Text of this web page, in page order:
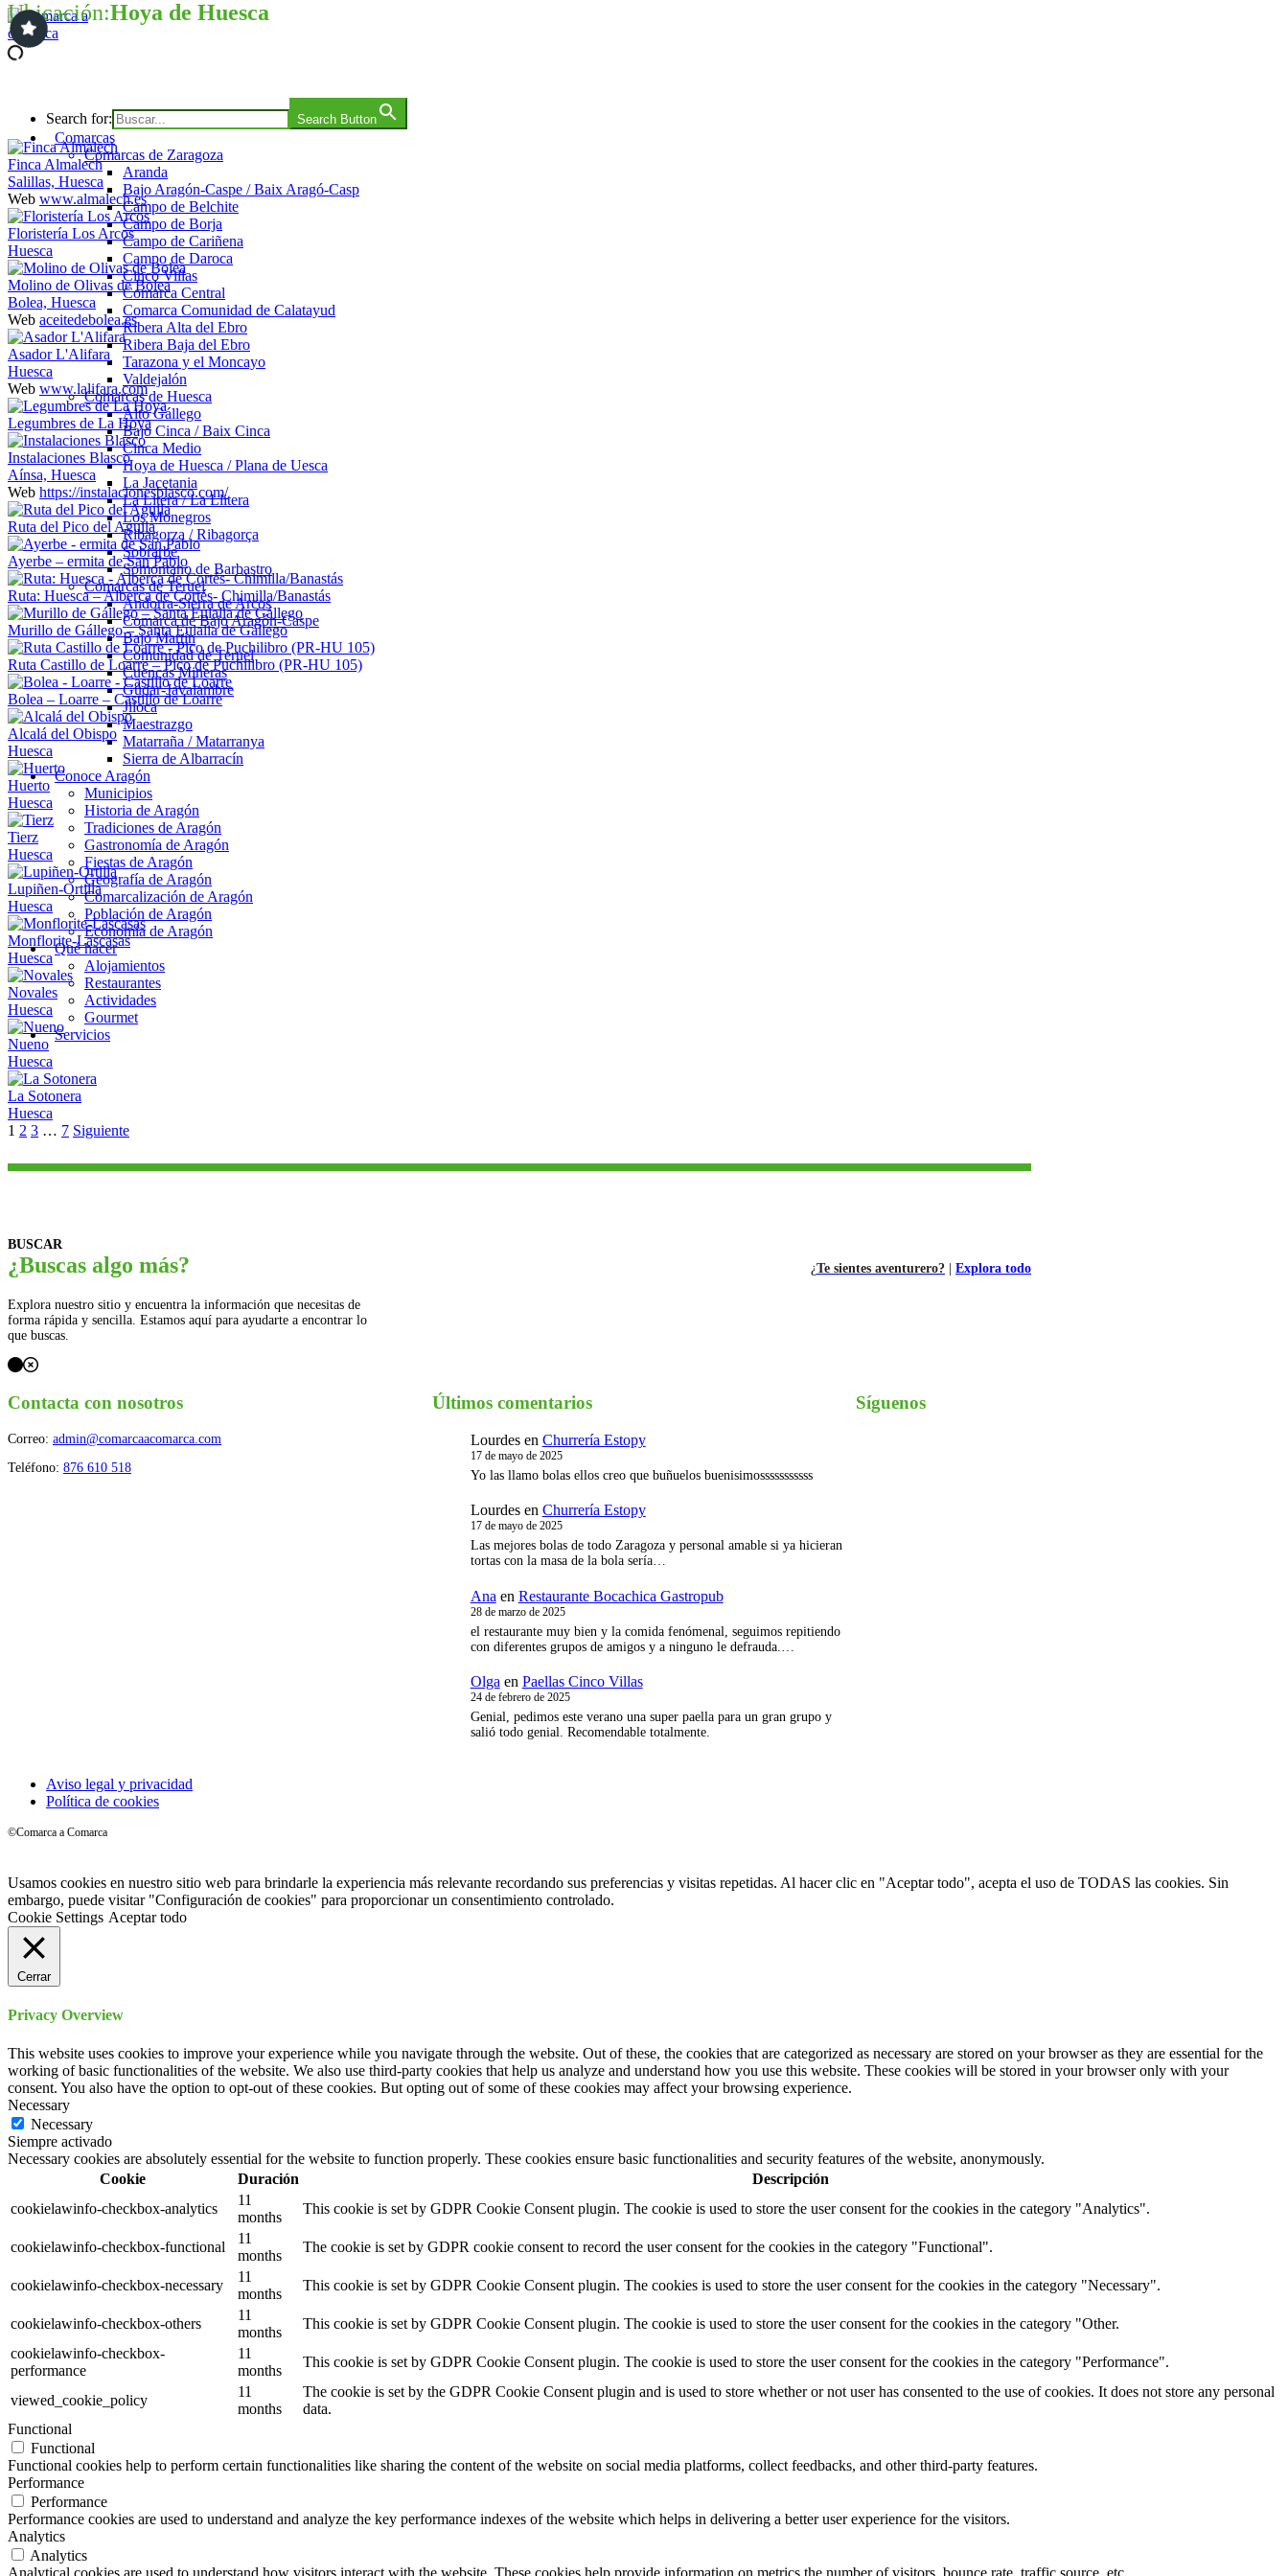
Saltar
al
contenido
Comarca a comarca
Search for: Search Button
Comarcas
Comarcas de Zaragoza
Aranda
Bajo Aragón-Caspe / Baix Aragó-Casp
Campo de Belchite
Campo de Borja
Campo de Cariñena
Campo de Daroca
Cinco Villas
Comarca Central
Comarca Comunidad de Calatayud
Ribera Alta del Ebro
Ribera Baja del Ebro
Tarazona y el Moncayo
Valdejalón
Comarcas de Huesca
Alto Gállego
Bajo Cinca / Baix Cinca
Cinca Medio
Hoya de Huesca / Plana de Uesca
La Jacetania
La Litera / La Llitera
Los Monegros
Ribagorza / Ribagorça
Sobrarbe
Somontano de Barbastro
Comarcas de Teruel
Andorra-Sierra de Arcos
Comarca de Bajo Aragón-Caspe
Bajo Martín
Comunidad de Teruel
Cuencas Mineras
Gúdar-Javalambre
Jiloca
Maestrazgo
Matarraña / Matarranya
Sierra de Albarracín
Conoce Aragón
Municipios
Historia de Aragón
Tradiciones de Aragón
Gastronomía de Aragón
Fiestas de Aragón
Geografía de Aragón
Comarcalización de Aragón
Población de Aragón
Economía de Aragón
Qué hacer
Alojamientos
Restaurantes
Actividades
Gourmet
Servicios
Ubicación:Hoya de Huesca
Finca Almalech
Salillas, Huesca
Web www.almalech.es
Floristería Los Arcos
Huesca
Molino de Olivas de Bolea
Bolea, Huesca
Web aceitedebolea.es
Asador L'Alifara
Huesca
Web www.lalifara.com
Legumbres de La Hoya
Instalaciones Blasco
Aínsa, Huesca
Web https://instalacionesblasco.com/
Ruta del Pico del Aguila
Ayerbe – ermita de San Pablo
Ruta: Huesca – Alberca de Cortés- Chimilla/Banastás
Murillo de Gállego – Santa Eulalia de Gállego
Ruta Castillo de Loarre – Pico de Puchilibro (PR-HU 105)
Bolea – Loarre – Castillo de Loarre
Alcalá del Obispo
Huesca
Huerto
Huesca
Tierz
Huesca
Lupiñen-Ortilla
Huesca
Monflorite-Lascasas
Huesca
Novales
Huesca
Nueno
Huesca
La Sotonera
Huesca
Navegación
de
1 2 3 … 7 Siguiente
BUSCAR
¿Buscas algo más?
Explora nuestro sitio y encuentra la información que necesitas de
forma rápida y sencilla. Estamos aquí para ayudarte a encontrar lo
que buscas.
¿Te sientes aventurero? Explora todo
Contacta con nosotros
Correo: admin@comarcaacomarca.com
Teléfono: 876 610 518
Últimos comentarios
Lourdesen Churrería Estopy
17 de mayo de 2025
Yo las llamo bolas ellos creo que buñuelos buenisimosssssssssss
Lourdesen Churrería Estopy
17 de mayo de 2025
Las mejores bolas de todo Zaragoza y personal amable si ya hicieran
tortas con la masa de la bola sería…
Ana en Restaurante Bocachica Gastropub
28 de marzo de 2025
el restaurante muy bien y la comida fenómenal, seguimos repitiendo
con diferentes grupos de amigos y a ninguno le defrauda.…
Olga en Paellas Cinco Villas
24 de febrero de 2025
Genial, pedimos este verano una super paella para un gran grupo y
salió todo genial. Recomendable totalmente.
Síguenos
Aviso legal y privacidad
Política de cookies
©Comarca a Comarca
Usamos cookies en nuestro sitio web para brindarle la experiencia más relevante recordando sus preferencias y visitas repetidas. Al hacer clic en "Aceptar todo", acepta el uso de TODAS las cookies. Sin
embargo, puede visitar "Configuración de cookies" para proporcionar un consentimiento controlado.
Cookie Settings Aceptar todo
Cerrar
Privacy Overview
This website uses cookies to improve your experience while you navigate through the website. Out of these, the cookies that are categorized as necessary are stored on your browser as they are essential for the
working of basic functionalities of the website. We also use third-party cookies that help us analyze and understand how you use this website. These cookies will be stored in your browser only with your
consent. You also have the option to opt-out of these cookies. But opting out of some of these cookies may affect your browsing experience.
Necessary
Necessary
Siempre activado
Necessary cookies are absolutely essential for the website to function properly. These cookies ensure basic functionalities and security features of the website, anonymously.
Cookie
Duración
Descripción
cookielawinfo-checkbox-analytics
11
months
This cookie is set by GDPR Cookie Consent plugin. The cookie is used to store the user consent for the cookies in the category "Analytics".
cookielawinfo-checkbox-functional
11
months
The cookie is set by GDPR cookie consent to record the user consent for the cookies in the category "Functional".
cookielawinfo-checkbox-necessary
11
months
This cookie is set by GDPR Cookie Consent plugin. The cookies is used to store the user consent for the cookies in the category "Necessary".
cookielawinfo-checkbox-others
11
months
This cookie is set by GDPR Cookie Consent plugin. The cookie is used to store the user consent for the cookies in the category "Other.
cookielawinfo-checkbox-
performance
11
months
This cookie is set by GDPR Cookie Consent plugin. The cookie is used to store the user consent for the cookies in the category "Performance".
viewed_cookie_policy
11
months
The cookie is set by the GDPR Cookie Consent plugin and is used to store whether or not user has consented to the use of cookies. It does not store any personal
data.
Functional
Functional
Functional cookies help to perform certain functionalities like sharing the content of the website on social media platforms, collect feedbacks, and other third-party features.
Performance
Performance
Performance cookies are used to understand and analyze the key performance indexes of the website which helps in delivering a better user experience for the visitors.
Analytics
Analytics
Analytical cookies are used to understand how visitors interact with the website. These cookies help provide information on metrics the number of visitors, bounce rate, traffic source, etc.